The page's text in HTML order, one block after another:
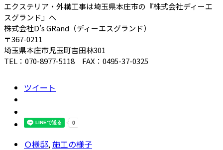
エクステリア・外構工事は埼玉県本庄市の『株式会社ディーエ
スグランド』へ
株式会社D’s GRand（ディーエスグランド）
〒367-0211
埼玉県本庄市児玉町吉田林301
TEL：070-8977-5118 FAX：0495-37-0325
ツイート
Ｏ様邸, 施工の様子